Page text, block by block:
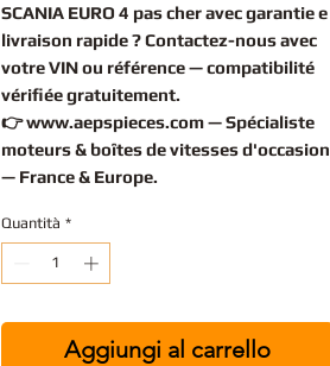
SCANIA EURO 4 pas cheravec garantie e
livraison rapide ? Contactez-nous avec
votre VIN ou référence — compatibilité
vérifiéegratuitement.
👉www.aepspieces.com— Spécialiste
moteurs & boîtes de vitesses d'occasion
— France & Europe.
Quantità *
Aggiungi al carrello